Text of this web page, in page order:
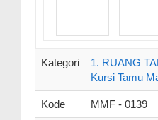
Kategori 1. RUANG
Kursi Tamu
Kode MMF - 0139